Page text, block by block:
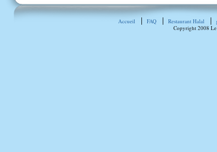
Accueil FAQ Restaurant Halal
Copyright 2008